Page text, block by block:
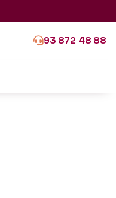
93 872 48 88